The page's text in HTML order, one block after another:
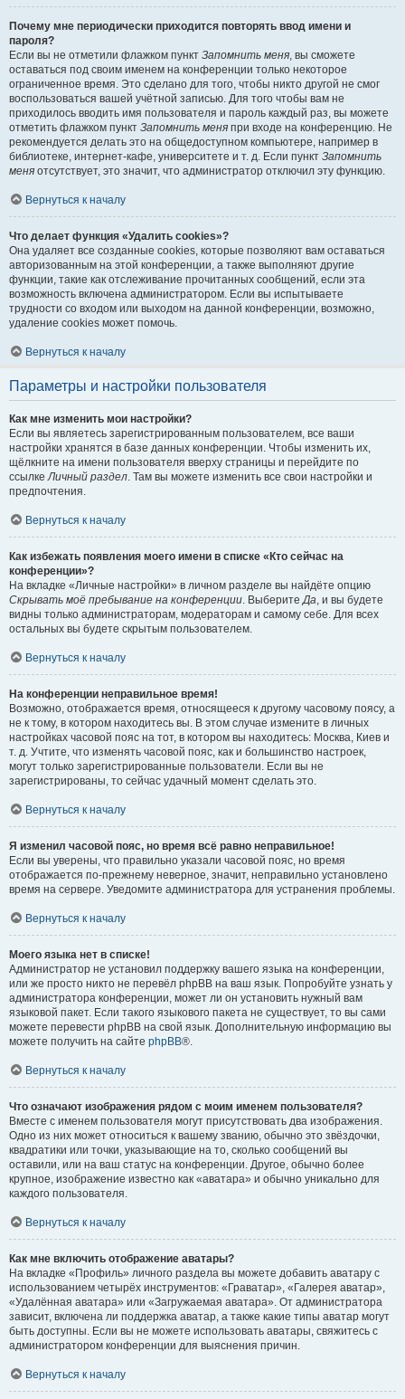
Почему мне периодически приходится повторять ввод имени и
пароля?
Если вы не отметили флажком пункт Запомнить меня, вы сможете
оставаться под своим именем на конференции только некоторое
ограниченное время. Это сделано для того, чтобы никто другой не смог
воспользоваться вашей учётной записью. Для того чтобы вам не
приходилось вводить имя пользователя и пароль каждый раз, вы можете
отметить флажком пункт Запомнить меня при входе на конференцию. Не
рекомендуется делать это на общедоступном компьютере, например в
библиотеке, интернет-кафе, университете и т. д. Если пункт Запомнить
меня отсутствует, это значит, что администратор отключил эту функцию.
Вернуться к началу
Что делает функция «Удалить cookies»?
Она удаляет все созданные cookies, которые позволяют вам оставаться
авторизованным на этой конференции, а также выполняют другие
функции, такие как отслеживание прочитанных сообщений, если эта
возможность включена администратором. Если вы испытываете
трудности со входом или выходом на данной конференции, возможно,
удаление cookies может помочь.
Вернуться к началу
Параметры и настройки пользователя
Как мне изменить мои настройки?
Если вы являетесь зарегистрированным пользователем, все ваши
настройки хранятся в базе данных конференции. Чтобы изменить их,
щёлкните на имени пользователя вверху страницы и перейдите по
ссылкеЛичный раздел. Там вы можете изменить все свои настройки и
предпочтения.
Вернуться к началу
Как избежать появления моего имени в списке «Кто сейчас на
конференции»?
На вкладке «Личные настройки» в личном разделе вы найдёте опцию
Скрывать моё пребывание на конференции. ВыберитеДа, и вы будете
видны только администраторам, модераторам и самому себе. Для всех
остальных вы будете скрытым пользователем.
Вернуться к началу
На конференции неправильное время!
Возможно, отображается время, относящееся к другому часовому поясу, а
не к тому, в котором находитесь вы. В этом случае измените в личных
настройках часовой пояс на тот, в котором вы находитесь: Москва, Киев и
т. д. Учтите, что изменять часовой пояс, как и большинство настроек,
могут только зарегистрированные пользователи. Если вы не
зарегистрированы, то сейчас удачный момент сделать это.
Вернуться к началу
Я изменил часовой пояс, но время всё равно неправильное!
Если вы уверены, что правильно указали часовой пояс, но время
отображается по-прежнему неверное, значит, неправильно установлено
время на сервере. Уведомите администратора для устранения проблемы.
Вернуться к началу
Моего языка нет в списке!
Администратор не установил поддержку вашего языка на конференции,
или же просто никто не перевёл phpBB на ваш язык. Попробуйте узнать у
администратора конференции, может ли он установить нужный вам
языковой пакет. Если такого языкового пакета не существует, то вы сами
можете перевести phpBB на свой язык. Дополнительную информацию вы
можете получить на сайте phpBB®.
Вернуться к началу
Что означают изображения рядом с моим именем пользователя?
Вместе с именем пользователя могут присутствовать два изображения.
Одно из них может относиться к вашему званию, обычно это звёздочки,
квадратики или точки, указывающие на то, сколько сообщений вы
оставили, или на ваш статус на конференции. Другое, обычно более
крупное, изображение известно как «аватара» и обычно уникально для
каждого пользователя.
Вернуться к началу
Как мне включить отображение аватары?
На вкладке «Профиль» личного раздела вы можете добавить аватару с
использованием четырёх инструментов: «Граватар», «Галерея аватар»,
«Удалённая аватара» или «Загружаемая аватара». От администратора
зависит, включена ли поддержка аватар, а также какие типы аватар могут
быть доступны. Если вы не можете использовать аватары, свяжитесь с
администратором конференции для выяснения причин.
Вернуться к началу